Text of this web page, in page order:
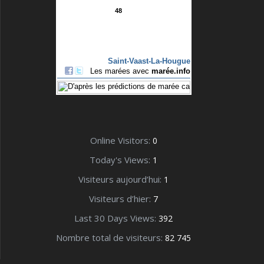
Online Visitors: 0
Today's Views: 1
Visiteurs aujourd’hui: 1
Visiteurs d’hier: 7
Last 30 Days Views: 392
Nombre total de visiteurs: 82 745